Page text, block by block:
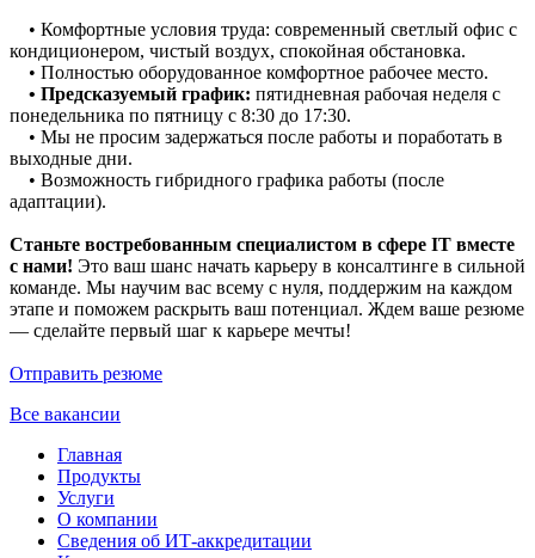
• Комфортные условия труда: современный светлый офис с
кондиционером, чистый воздух, спокойная обстановка.
• Полностью оборудованное комфортное рабочее место.
• Предсказуемый график: пятидневная рабочая неделя с
понедельника по пятницу с 8:30 до 17:30.
• Мы не просим задержаться после работы и поработать в
выходные дни.
• Возможность гибридного графика работы (после
адаптации).
Станьте востребованным специалистом в сфере IT вместе
с нами! Это ваш шанс начать карьеру в консалтинге в сильной
команде. Мы научим вас всему с нуля, поддержим на каждом
этапе и поможем раскрыть ваш потенциал. Ждем ваше резюме
— сделайте первый шаг к карьере мечты!
Отправить резюме
Все вакансии
Главная
Продукты
Услуги
О компании
Сведения об ИТ-аккредитации